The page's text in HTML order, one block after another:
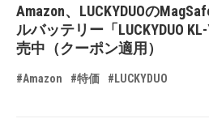
Amazon、LUCKYDUOの
ルバッテリー「LUCKYDUO
売中（クーポン適用）
#Amazon #特価 #LUCKYDUO